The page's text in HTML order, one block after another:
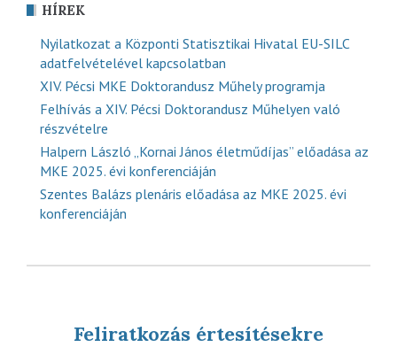
HÍREK
Nyilatkozat a Központi Statisztikai Hivatal EU-SILC
adatfelvételével kapcsolatban
XIV. Pécsi MKE Doktorandusz Műhely programja
Felhívás a XIV. Pécsi Doktorandusz Műhelyen való
részvételre
Halpern László „Kornai János életműdíjas” előadása az
MKE 2025. évi konferenciáján
Szentes Balázs plenáris előadása az MKE 2025. évi
konferenciáján
Feliratkozás értesítésekre